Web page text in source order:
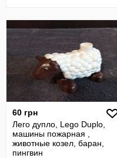
60 грн
Лего дупло, Lego Duplo,
машины пожарная ,
животные козел, баран,
пингвин